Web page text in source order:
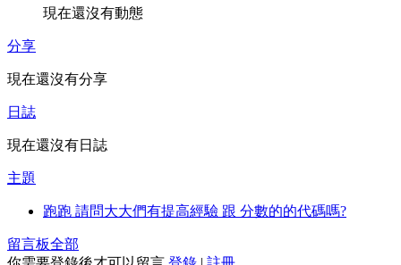
現在還沒有動態
分享
現在還沒有分享
日誌
現在還沒有日誌
主題
跑跑 請問大大們有提高經驗 跟 分數的的代碼嗎?
留言板全部